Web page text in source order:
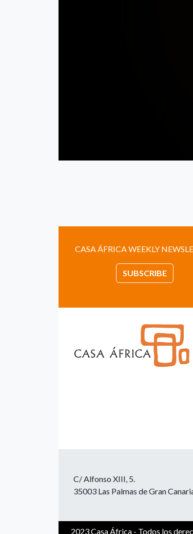
CASA ÁFRICA WEEKLY
SUBSCRIBE
C/ Alfonso XIII, 5.
35003 Las Palmas de Gran
2023 Casa África - Todos los